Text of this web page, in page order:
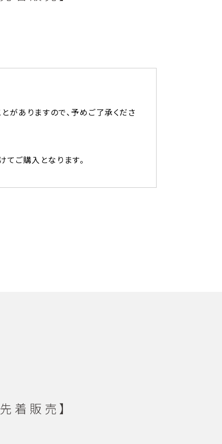
がありますので、予めご了承くださ
ご購入となります。
着販売】